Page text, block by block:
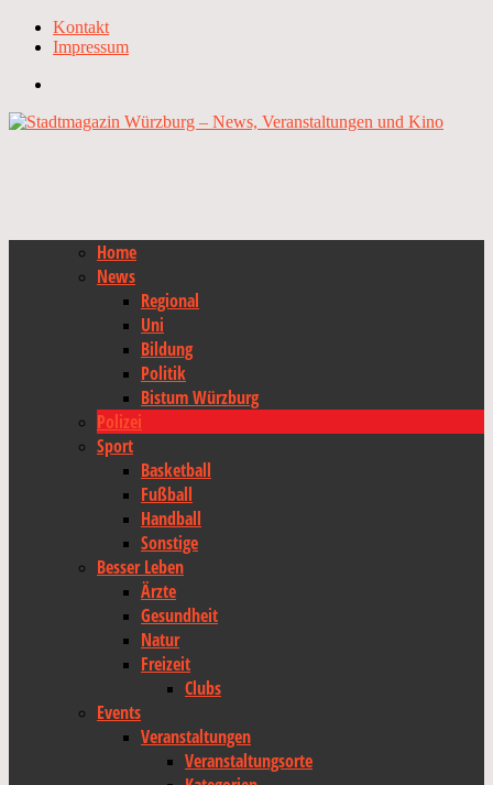
Kontakt
Impressum
Home
News
Regional
Uni
Bildung
Politik
Bistum Würzburg
Polizei
Sport
Basketball
Fußball
Handball
Sonstige
Besser Leben
Ärzte
Gesundheit
Natur
Freizeit
Clubs
Events
Veranstaltungen
Veranstaltungsorte